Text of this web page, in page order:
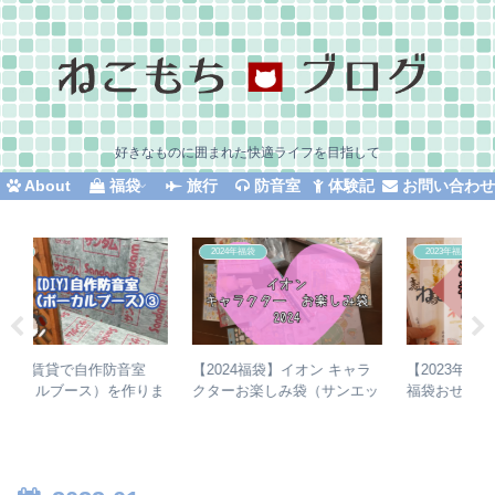
好きなものに囲まれた快適ライフを目指して
About 福袋 旅行 防音室 体験記 お問い合わせ
ン キャラ
サンエッ
2023年福袋
【2023年福袋】海鮮かに処
福袋おせち 12,345円【初購
防音室
【DIY】賃貸で自作防音室
（ボーカルブース）を作り